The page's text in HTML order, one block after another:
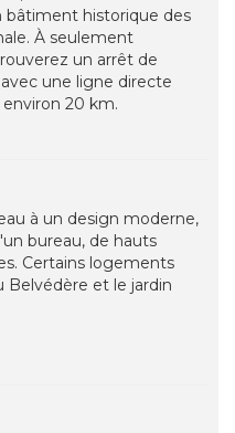
bâtiment historique des
À seulement
un arrêt de
une ligne directe
20 km.
à un design moderne,
bureau, de hauts
Certains logements
Belvédère et le jardin